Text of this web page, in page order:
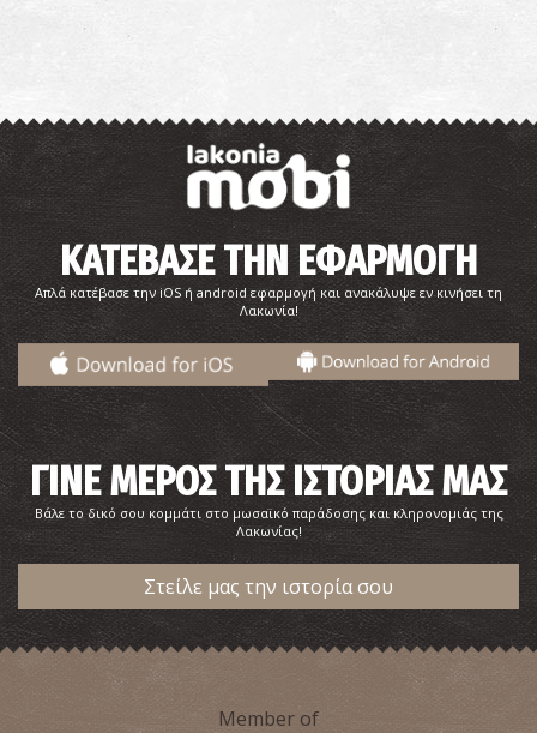
ΚΑΤΕΒΑΣΕ ΤΗΝ ΕΦΑΡΜΟΓΗ
Απλά κατέβασε την iOS ή android εφαρμογή και ανακάλυψε εν κινήσει τη
Λακωνία!
ΓΙΝΕ ΜΕΡΟΣ ΤΗΣ ΙΣΤΟΡΙΑΣ ΜΑΣ
Βάλε το δικό σου κομμάτι στο μωσαϊκό παράδοσης και κληρονομιάς της
Λακωνίας!
Στείλε μας την ιστορία σου
Member of